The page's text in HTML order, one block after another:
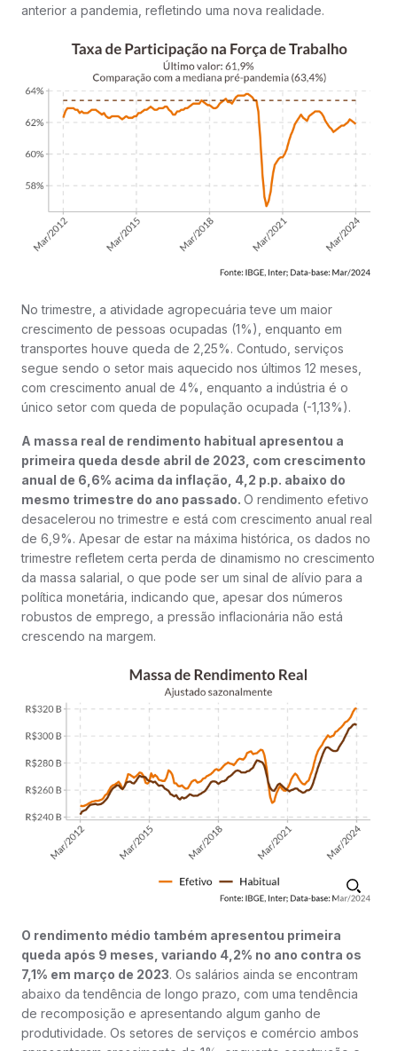
anterior a pandemia, refletindo uma nova realidade.
No trimestre, a atividade agropecuária teve um maior
crescimento de pessoas ocupadas (1%), enquanto em
transportes houve queda de 2,25%. Contudo, serviços
segue sendo o setor mais aquecido nos últimos 12 meses,
com crescimento anual de 4%, enquanto a indústria é o
único setor com queda de população ocupada (-1,13%).
A massa real de rendimento habitual apresentou a
primeira queda desde abril de 2023, com crescimento
anual de 6,6% acima da inflação, 4,2 p.p. abaixo do
mesmo trimestre do ano passado. O rendimento efetivo
desacelerou no trimestre e está com crescimento anual real
de 6,9%. Apesar de estar na máxima histórica, os dados no
trimestre refletem certa perda de dinamismo no crescimento
da massa salarial, o que pode ser um sinal de alívio para a
política monetária, indicando que, apesar dos números
robustos de emprego, a pressão inflacionária não está
crescendo na margem.
O rendimento médio também apresentou primeira
queda após 9 meses, variando 4,2% no ano contra os
7,1% em março de 2023. Os salários ainda se encontram
abaixo da tendência de longo prazo, com uma tendência
de recomposição e apresentando algum ganho de
produtividade. Os setores de serviços e comércio ambos